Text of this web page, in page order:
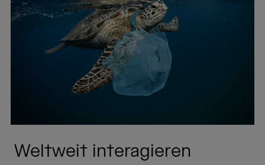
Weltweit interagieren